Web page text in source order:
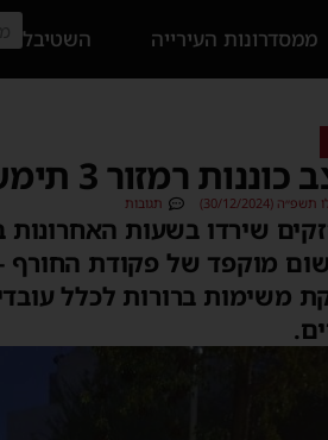
ממסדרונות העירייה השטיבל
3 תימשך עד מחר בצהריים
(30/12/2024) תגובות
שירדו בשעות
מוקפד של פקודת
משימות ברורות לכלל